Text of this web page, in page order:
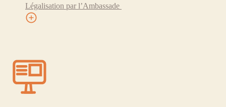
Légalisation par l’Ambassade